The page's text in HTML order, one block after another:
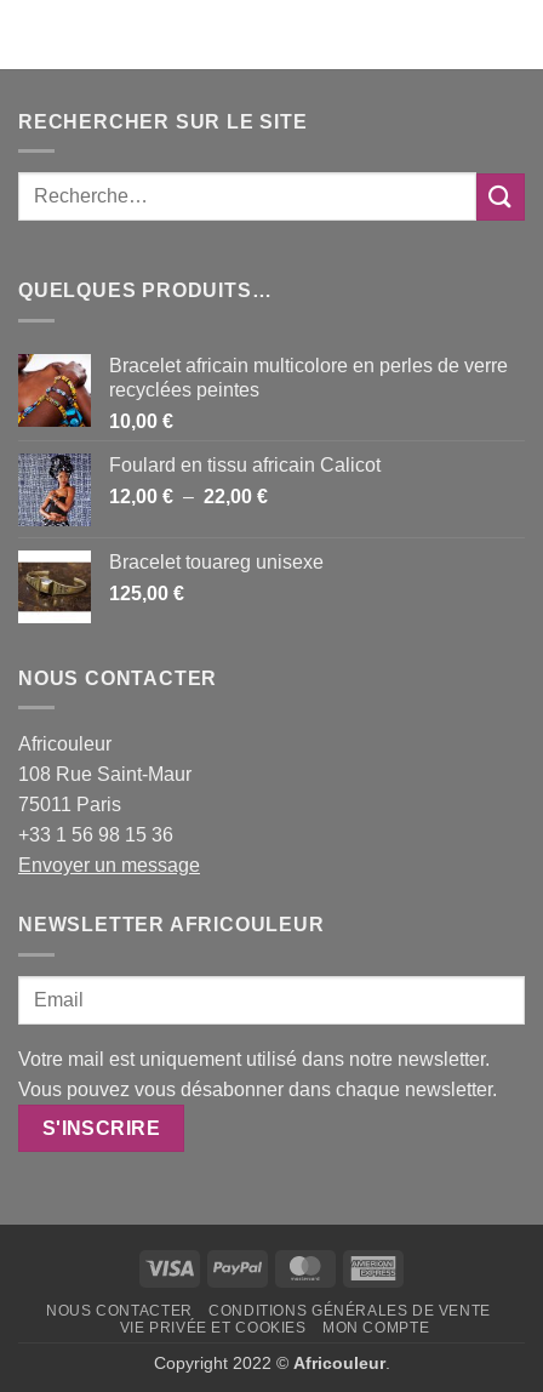
RECHERCHER SUR LE SITE
QUELQUES PRODUITS…
Bracelet africain multicolore en perles de verre
recyclées peintes
10,00 €
Foulard en tissu africain Calicot
12,00 € – 22,00 €Plage
12,00 €
Bracelet touareg unisexe
125,00 €
NOUS CONTACTER
Africouleur
108 Rue Saint-Maur
75011 Paris
+33 1 56 98 15 36
Envoyer un message
NEWSLETTER AFRICOULEUR
Votre mail est uniquement utilisé dans notre newsletter.
Vous pouvez vous désabonner dans chaque newsletter.
Visa PayPal MasterCard
NOUS CONTACTER
CONDITIONS GÉNÉRALES DE VENTE
VIE PRIVÉE ET COOKIES
MON COMPTE
Copyright 2022 © Africouleur.